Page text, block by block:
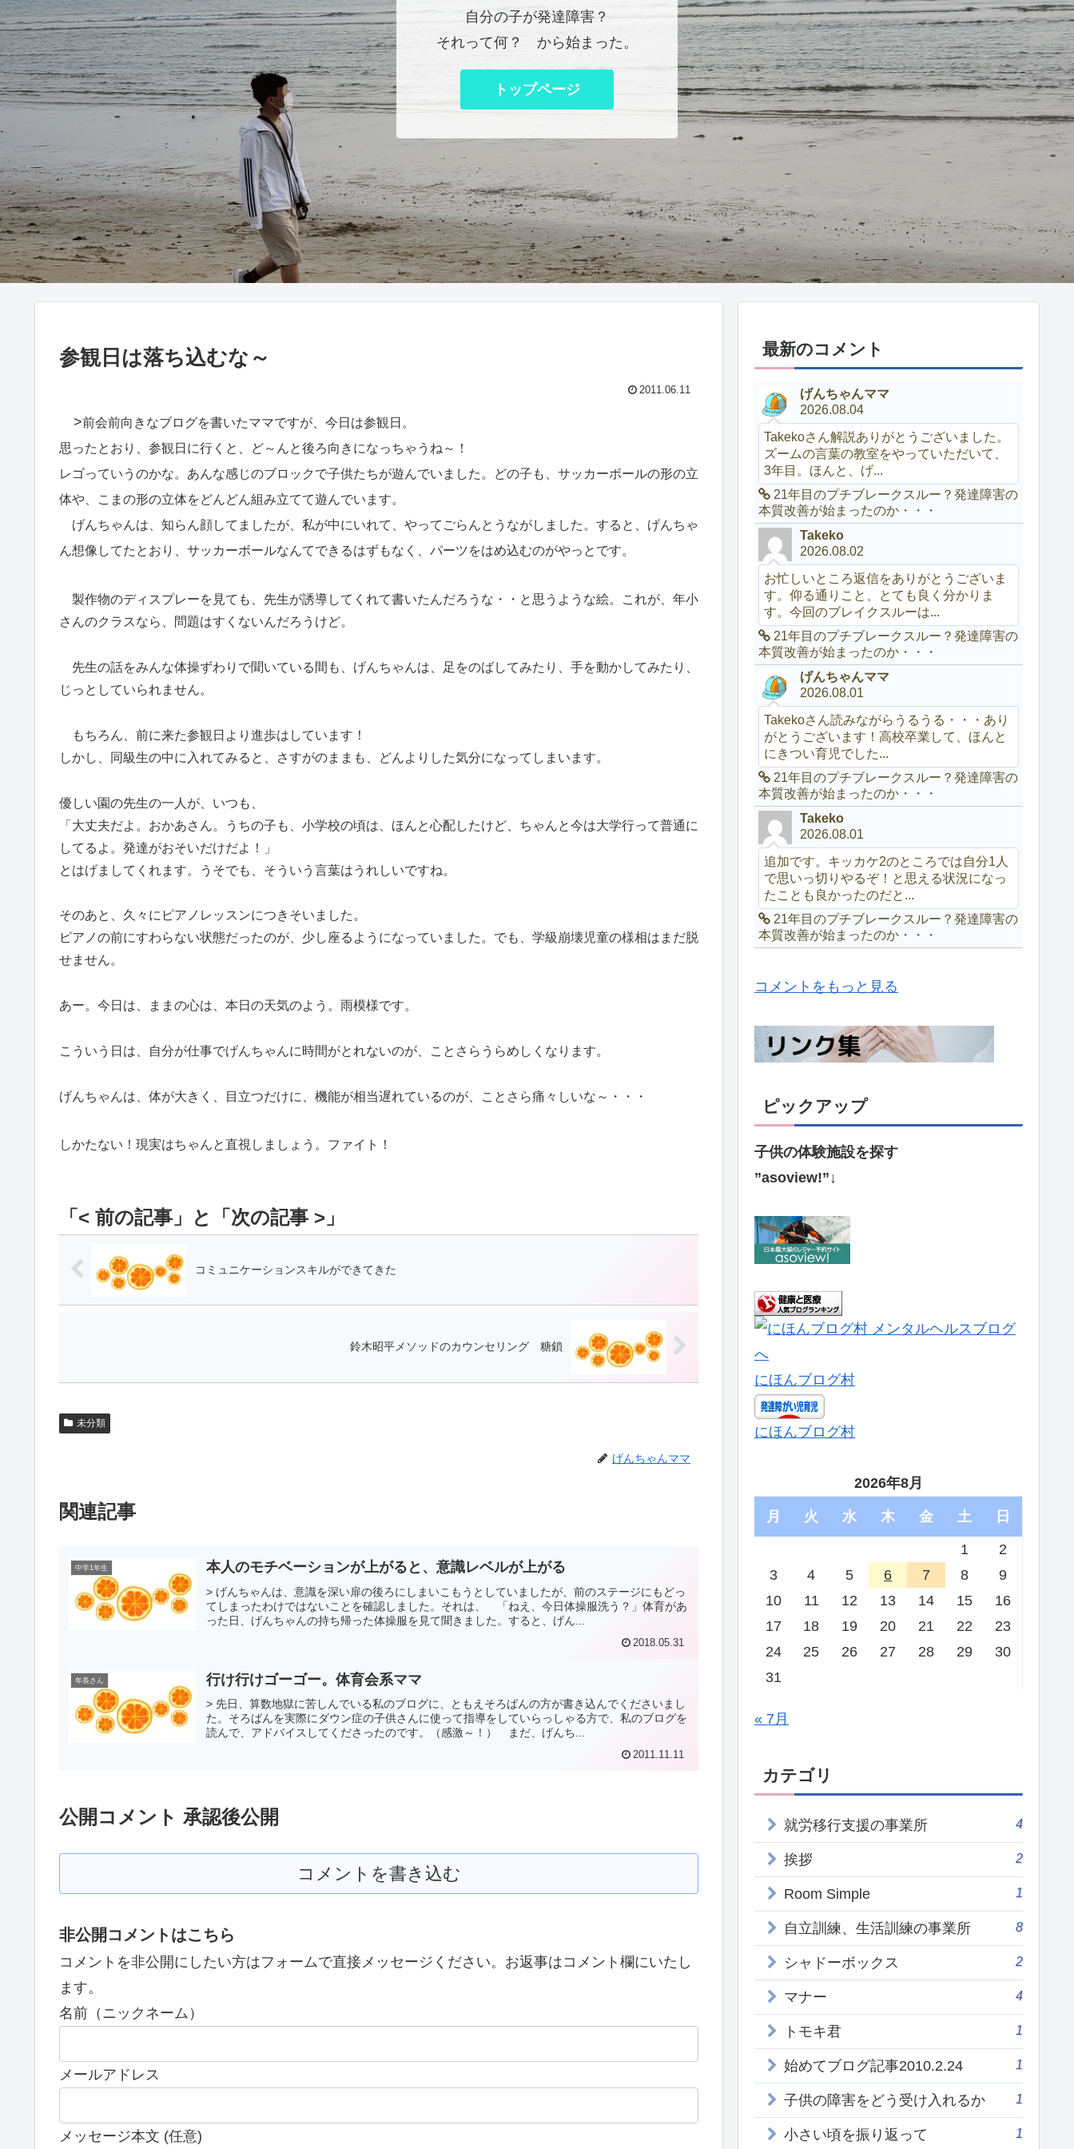
自分の子が発達障害？
それって何？ から始まった。
トップページ
参観日は落ち込むな～
2011.06.11
>前会前向きなブログを書いたママですが、今日は参観日。
思ったとおり、参観日に行くと、ど～んと後ろ向きになっちゃうね～！
レゴっていうのかな。あんな感じのブロックで子供たちが遊んでいました。どの子も、サッカーボールの形の立
体や、こまの形の立体をどんどん組み立てて遊んでいます。
げんちゃんは、知らん顔してましたが、私が中にいれて、やってごらんとうながしました。すると、げんちゃ
ん想像してたとおり、サッカーボールなんてできるはずもなく、パーツをはめ込むのがやっとです。
製作物のディスプレーを見ても、先生が誘導してくれて書いたんだろうな・・と思うような絵。これが、年小
さんのクラスなら、問題はすくないんだろうけど。
先生の話をみんな体操ずわりで聞いている間も、げんちゃんは、足をのばしてみたり、手を動かしてみたり、
じっとしていられません。
もちろん、前に来た参観日より進歩はしています！
しかし、同級生の中に入れてみると、さすがのままも、どんよりした気分になってしまいます。
優しい園の先生の一人が、いつも、
「大丈夫だよ。おかあさん。うちの子も、小学校の頃は、ほんと心配したけど、ちゃんと今は大学行って普通に
してるよ。発達がおそいだけだよ！」
とはげましてくれます。うそでも、そういう言葉はうれしいですね。
そのあと、久々にピアノレッスンにつきそいました。
ピアノの前にすわらない状態だったのが、少し座るようになっていました。でも、学級崩壊児童の様相はまだ脱
せません。
あー。今日は、ままの心は、本日の天気のよう。雨模様です。
こういう日は、自分が仕事でげんちゃんに時間がとれないのが、ことさらうらめしくなります。
げんちゃんは、体が大きく、目立つだけに、機能が相当遅れているのが、ことさら痛々しいな～・・・
しかたない！現実はちゃんと直視しましょう。ファイト！
コミュニケーションスキルができてきた
鈴木昭平メソッドのカウンセリング 糖鎖
未分類
げんちゃんママ
関連記事
中学1年生 本人のモチベーションが上がると、意識レベルが上がる
> げんちゃんは、意識を深い扉の後ろにしまいこもうとしていましたが、前のステージにもどっ
てしまったわけではないことを確認しました。それは、 「ねえ、今日体操服洗う？」体育があ
った日、げんちゃんの持ち帰った体操服を見て聞きました。すると、げん...
2018.05.31
年長さん 行け行けゴーゴー。体育会系ママ
> 先日、算数地獄に苦しんでいる私のブログに、ともえそろばんの方が書き込んでくださいまし
た。そろばんを実際にダウン症の子供さんに使って指導をしていらっしゃる方で、私のブログを
読んで、アドバイスしてくださったのです。（感激～！） まだ、げんち...
2011.11.11
公開コメント 承認後公開
コメントを書き込む
非公開コメントはこちら
コメントを非公開にしたい方はフォームで直接メッセージください。お返事はコメント欄にいたし
ます。
名前（ニックネーム）
メールアドレス
メッセージ本文 (任意)
最新のコメント
げんちゃんママ
2026.08.04
Takekoさん解説ありがとうございました。
ズームの言葉の教室をやっていただいて、
3年目。ほんと、げ...
21年目のプチブレークスルー？発達障害の
本質改善が始まったのか・・・
Takeko
2026.08.02
お忙しいところ返信をありがとうございま
す。仰る通りこと、とても良く分かりま
す。今回のブレイクスルーは...
21年目のプチブレークスルー？発達障害の
本質改善が始まったのか・・・
げんちゃんママ
2026.08.01
Takekoさん読みながらうるうる・・・あり
がとうございます！高校卒業して、ほんと
にきつい育児でした...
21年目のプチブレークスルー？発達障害の
本質改善が始まったのか・・・
Takeko
2026.08.01
追加です。キッカケ2のところでは自分1人
で思いっ切りやるぞ！と思える状況になっ
たことも良かったのだと...
21年目のプチブレークスルー？発達障害の
本質改善が始まったのか・・・
コメントをもっと見る
ピックアップ
子供の体験施設を探す
”asoview!”↓
にほんブログ村
にほんブログ村
2026年8月
月 火 水 木 金 土 日
1
2
3
4 5 6 7 8
9
10
11 12 13 14 15
16
17
18 19 20 21 22
23
24
25 26 27 28 29
30
31
« 7月
カテゴリ
就労移行支援の事業所 4
挨拶 2
Room Simple 1
自立訓練、生活訓練の事業所 8
シャドーボックス 2
マナー 4
トモキ君 1
始めてブログ記事2010.2.24 1
子供の障害をどう受け入れるか 1
小さい頃を振り返って 1